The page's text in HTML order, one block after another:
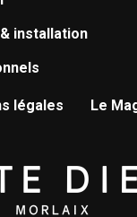
installation
légales Le